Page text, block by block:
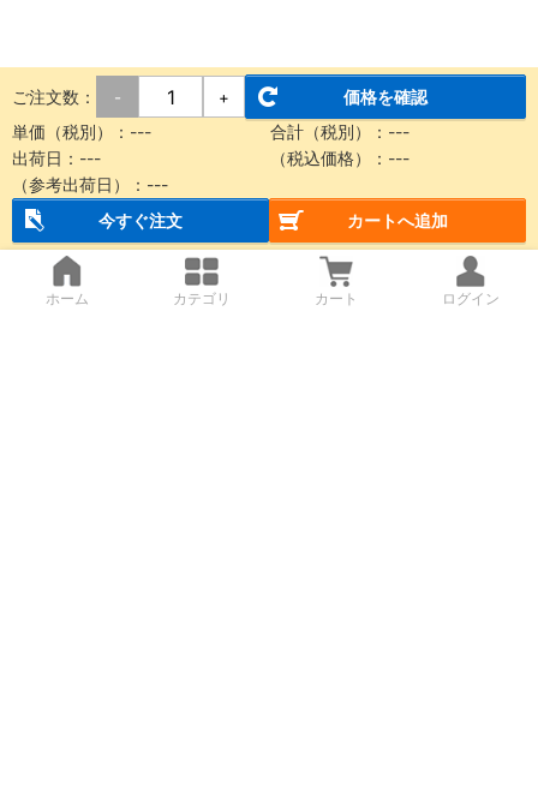
ご注文数： - +
価格を確認
単価（税別）： --- 合計（税別）： ---
出荷日： --- （税込価格）： ---
（参考出荷日）： ---
今すぐ注文
カートへ追加
ホーム カテゴリ カート ログイン